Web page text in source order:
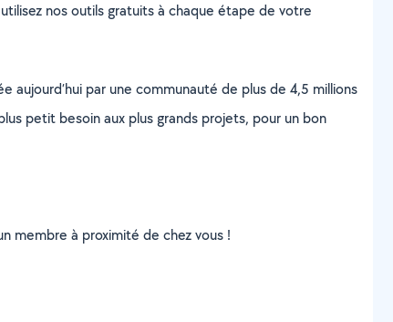
nos outils gratuits à chaque étape de votre
par une communauté de plus de 4,5 millions
petit besoin aux plus grands projets, pour un bon
membre à proximité de chez vous !